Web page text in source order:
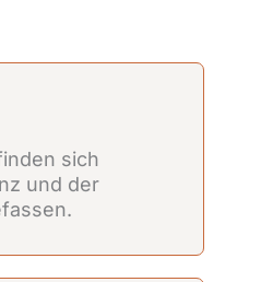
sich
und der